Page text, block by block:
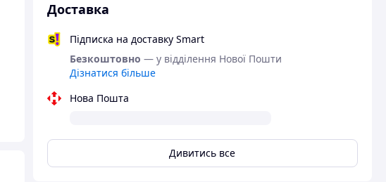
Доставка
Підписка на доставку Smart
Безкоштовно — у відділення Нової Пошти
Дізнатися більше
Нова Пошта
Дивитись все